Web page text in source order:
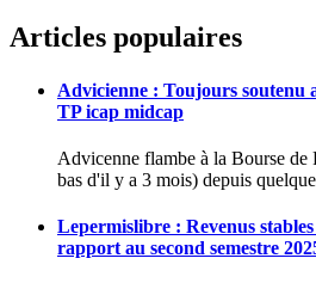
Articles populaires
Advicienne : Toujours soutenu
TP icap midcap
Advicenne flambe à la Bourse de
bas d'il y a 3 mois) depuis
Lepermislibre : Revenus
rapport au second semestre